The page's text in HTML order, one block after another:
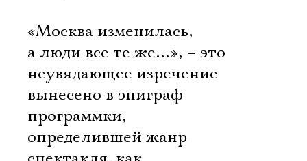
«Москва изменилась,
а люди все те же…», – это
неувядающее изречение
вынесено в эпиграф
программки,
определившей жанр